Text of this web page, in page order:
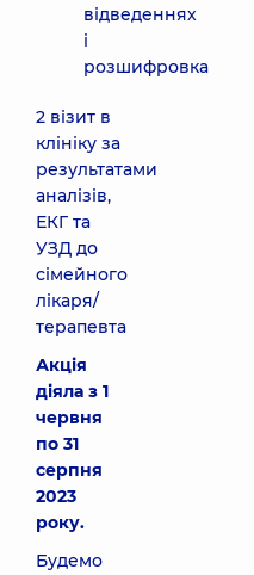
відведеннях
і
розшифровка
2 візит в
клініку за
результатами
аналізів,
ЕКГ та
УЗД до
сімейного
лікаря/
терапевта
Акція
діяла з 1
червня
по 31
серпня
2023
року.
Будемо